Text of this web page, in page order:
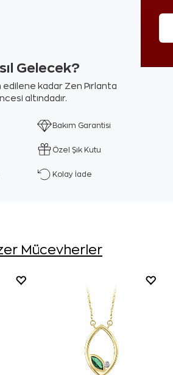
Gelecek?
kadar Zen Pırlanta
altındadır.
Bakım Garantisi
Özel Şık Kutu
Kolay İade
Mücevherler